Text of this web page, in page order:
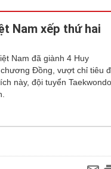
Nam xếp thứ hai
Nam đã giành 4 Huy
Đồng, vượt chỉ tiêu
này, đội tuyển Taekwondo